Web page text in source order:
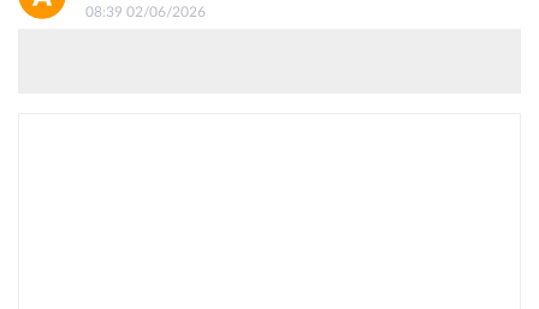
08:39 02/06/2026